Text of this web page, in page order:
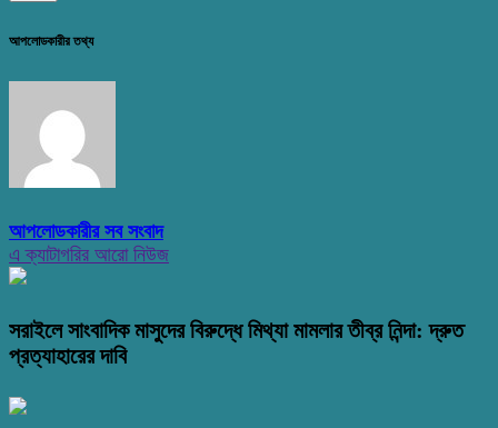
আপলোডকারীর তথ্য
আপলোডকারীর সব সংবাদ
এ ক্যাটাগরির আরো নিউজ
সরাইলে সাংবাদিক মাসুদের বিরুদ্ধে মিথ্যা মামলার তীব্র নিন্দা: দ্রুত
প্রত্যাহারের দাবি